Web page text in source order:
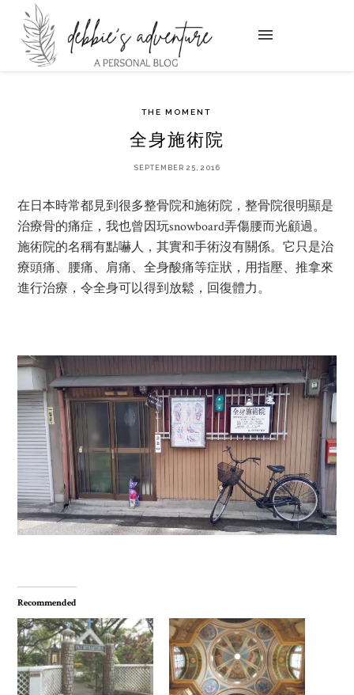
THE MOMENT
全身施術院
SEPTEMBER 25, 2016
在日本時常都見到很多整骨院和施術院，整骨院很明顯是
治療骨的痛症，我也曾因玩snowboard弄傷腰而光顧過。
施術院的名稱有點嚇人，其實和手術沒有關係。它只是治
療頭痛、腰痛、肩痛、全身酸痛等症狀，用指壓、推拿來
進行治療，令全身可以得到放鬆，回復體力。
Recommended